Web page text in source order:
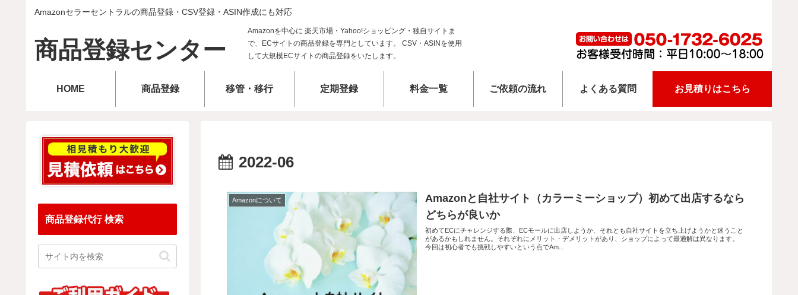
Amazonセラーセントラルの商品登録・CSV登録・ASIN作成にも対応
商品登録センター
HOME 商品登録 移管・移行 定期登録 料金一覧 ご依頼の流れ よくある質問 お見積りはこちら
2022-06
Amazonについて
Amazonと自社サイト（カラーミーショップ）初めて出店するなら
どちらが良いか
初めてECにチャレンジする際、ECモールに出店しようか、それとも自社サイトを立ち上げようかと迷うこと
があるかもしれません。それぞれにメリット・デメリットがあり、ショップによって最適解は異なります。
今回は初心者でも挑戦しやすいという点でAm...
商品登録代行 検索